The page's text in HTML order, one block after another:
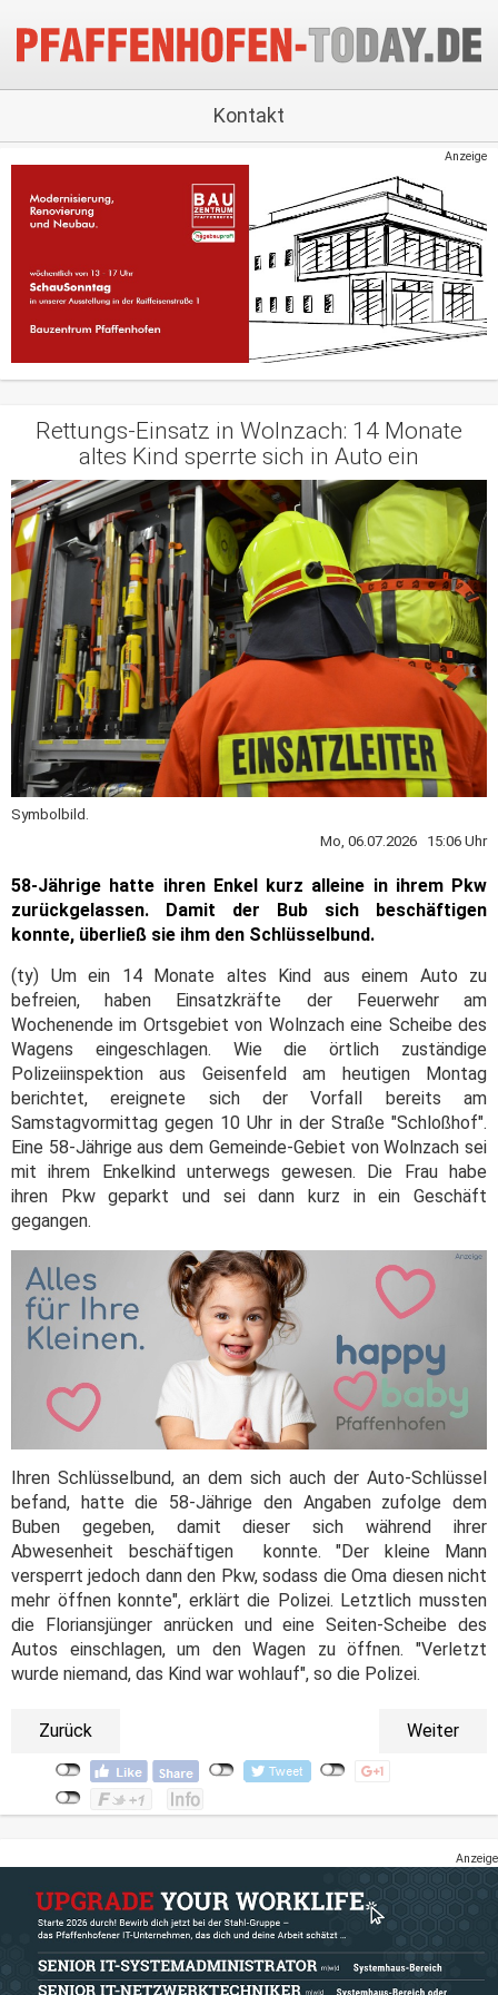
Kontakt
Anzeige
Rettungs-Einsatz in Wolnzach: 14 Monate
altes Kind sperrte sich in Auto ein
Symbolbild.
Mo, 06.07.2026 15:06 Uhr
58-Jährige hatte ihren Enkel kurz alleine in ihrem Pkw
zurückgelassen. Damit der Bub sich beschäftigen
konnte, überließ sie ihm den Schlüsselbund.
(ty) Um ein 14 Monate altes Kind aus einem Auto zu
befreien, haben Einsatzkräfte der Feuerwehr am
Wochenende im Ortsgebiet von Wolnzach eine Scheibe des
Wagens eingeschlagen. Wie die örtlich zuständige
Polizeiinspektion aus Geisenfeld am heutigen Montag
berichtet, ereignete sich der Vorfall bereits am
Samstagvormittag gegen 10 Uhr in der Straße "Schloßhof".
Eine 58-Jährige aus dem Gemeinde-Gebiet von Wolnzach sei
mit ihrem Enkelkind unterwegs gewesen. Die Frau habe
ihren Pkw geparkt und sei dann kurz in ein Geschäft
gegangen.
Ihren Schlüsselbund, an dem sich auch der Auto-Schlüssel
befand, hatte die 58-Jährige den Angaben zufolge dem
Buben gegeben, damit dieser sich während ihrer
Abwesenheit beschäftigen konnte. "Der kleine Mann
versperrt jedoch dann den Pkw, sodass die Oma diesen nicht
mehr öffnen konnte", erklärt die Polizei. Letztlich mussten
die Floriansjünger anrücken und eine Seiten-Scheibe des
Autos einschlagen, um den Wagen zu öffnen. "Verletzt
wurde niemand, das Kind war wohlauf", so die Polizei.
Zurück Weiter
Anzeige